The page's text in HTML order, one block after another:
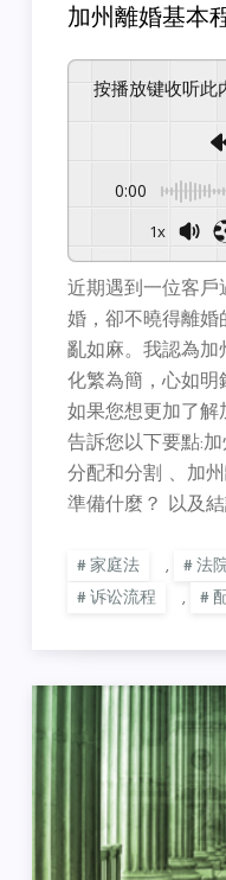
加州離婚基本
按播放键收听此
0:00
1x
近期遇到一位客戶
婚，卻不曉得離婚
亂如麻。我認為加
化繁為簡，心如明
如果您想更加了解
告訴您以下要點:
分配和分割 、加
準備什麼？ 以及
家庭法 , 法
诉讼流程
,